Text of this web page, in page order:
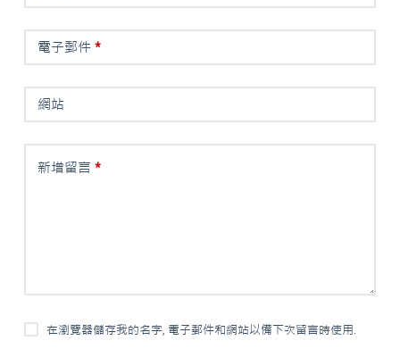
電子郵件*
網站
新增留言 *
在瀏覽器儲存我的名字, 電子郵件和網站以備下次留言時使用.